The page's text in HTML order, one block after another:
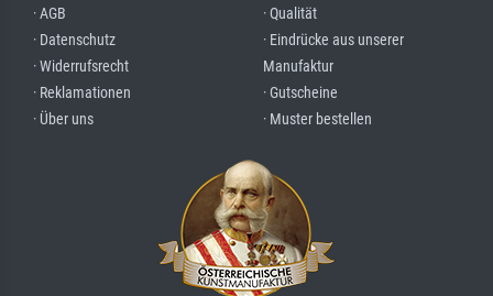
· AGB
· Datenschutz
· Widerrufsrecht
· Reklamationen
· Über uns
· Qualität
· Eindrücke aus unserer
Manufaktur
· Gutscheine
· Muster bestellen